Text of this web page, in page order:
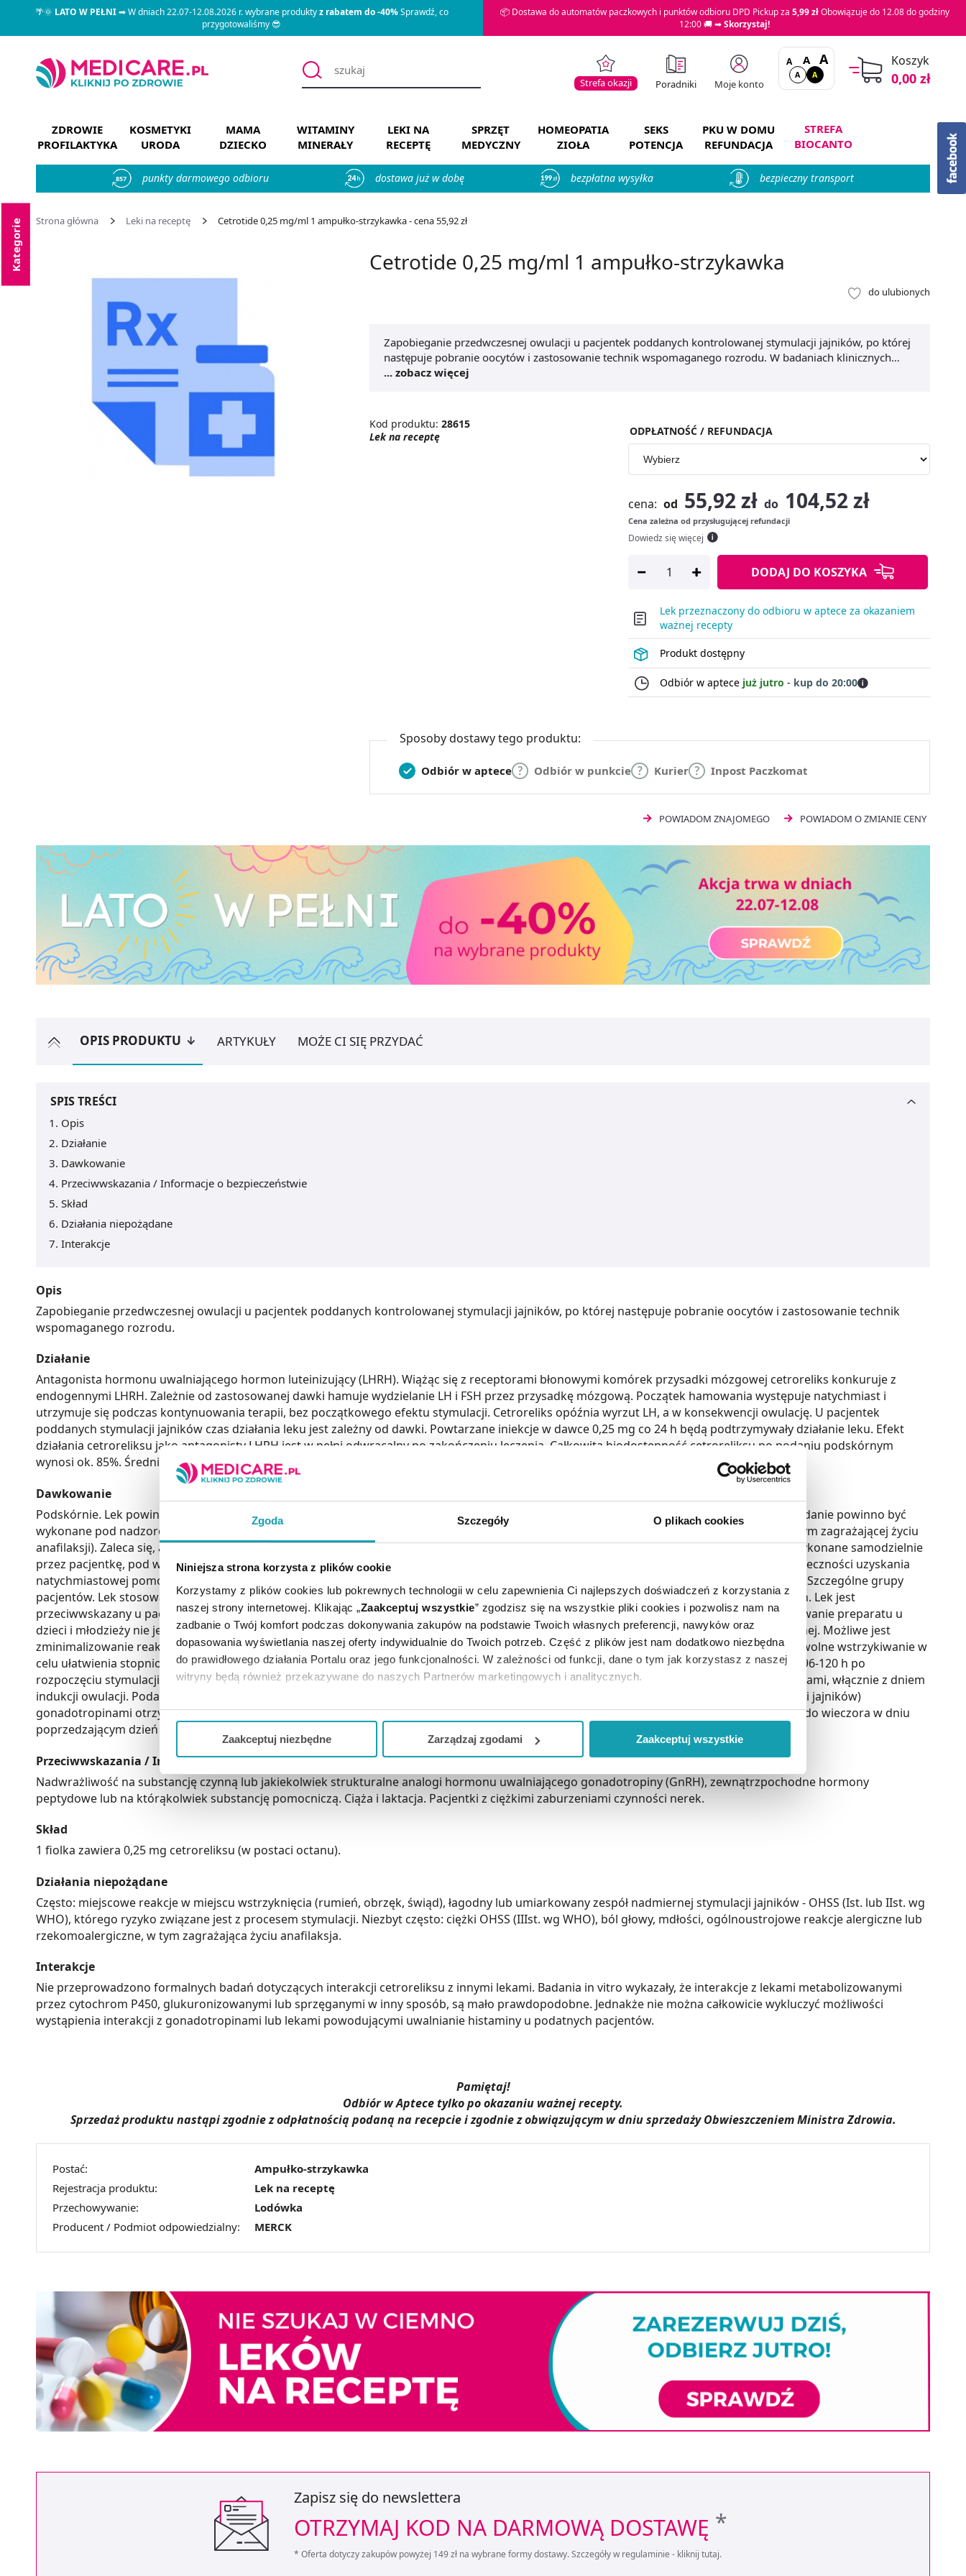
Zgoda Szczegóły O plikach cookies
Niniejsza strona korzysta z plików cookie
Korzystamy z plików cookies lub pokrewnych technologii w celu zapewnienia Ci najlepszych doświadczeń z korzystania z
naszej strony internetowej. Klikając „Zaakceptuj wszystkie” zgodzisz się na wszystkie pliki cookies i pozwolisz nam na
zadbanie o Twój komfort podczas dokonywania zakupów na podstawie Twoich własnych preferencji, nawyków oraz
dopasowania wyświetlania naszej oferty indywidualnie do Twoich potrzeb. Część z plików jest nam dodatkowo niezbędna
do prawidłowego działania Portalu oraz jego funkcjonalności. W zależności od funkcji, dane o tym jak korzystasz z naszej
witryny będą również przekazywane do naszych Partnerów marketingowych i analitycznych.
Jeżeli chcesz dostosować swoją zgodę i wybrać tylko niektóre dodatkowe funkcje, z którymi wiąże się zbieranie danych o
Ciebie danych, które nie są niezbędne dla funkcjonowania Strony. Będzie się to jednak wiązało z brakiem dostępu do
wszystkich funkcjonalności Strony.
Zaakceptuj niezbędne Zarządzaj zgodami Zaakceptuj wszystkie
🌴🌞LATO W PEŁNI➡ W dniach 22.07-12.08.2026 r. wybrane produktyz rabatem do -40%Sprawdź, co
przygotowaliśmy 😎
📦 Dostawa do automatów paczkowych i punktów odbioru DPD Pickup za 5,99 złObowiązuje do 12.08 do godziny
12:00 🚚 ➡Skorzystaj!
Strefa okazji Poradniki Moje konto
A A A
A A
Koszyk
0,00 zł
ZDROWIE
PROFILAKTYKA
KOSMETYKI
URODA
MAMA
DZIECKO
WITAMINY
MINERAŁY
LEKI NA
RECEPTĘ
SPRZĘT
MEDYCZNY
HOMEOPATIA
ZIOŁA
SEKS
POTENCJA
PKU W DOMU
REFUNDACJA
STREFA
BIOCANTO
857 punkty darmowego odbioru dostawa już w dobę bezpłatna wysyłka bezpieczny transport
Strona główna Leki na receptę Cetrotide 0,25 mg/ml 1 ampułko-strzykawka - cena 55,92 zł
Kategorie Cetrotide 0,25 mg/ml 1 ampułko-strzykawka
do ulubionych
Zapobieganie przedwczesnej owulacji u pacjentek poddanych kontrolowanej stymulacji jajników, po której
następuje pobranie oocytów i zastosowanie technik wspomaganego rozrodu. W badaniach klinicznych
preparat był stosowany z ludzką gonadotropiną menopauzalną (HMG), jednak doświadczenie z
... zobacz więcej
Kod produktu: 28615
Lek na receptę
ODPŁATNOŚĆ / REFUNDACJA
cena: od 55,92 zł do 104,52 zł
Cena zależna od przysługującej refundacji
Dowiedz się więcej
DODAJ DO KOSZYKA
Lek przeznaczony do odbioru w aptece za okazaniem
ważnej recepty
Produkt dostępny
Odbiór w aptece już jutro - kup do 20:00
Sposoby dostawy tego produktu:
Odbiór w aptece Odbiór w punkcie Kurier Inpost Paczkomat
POWIADOM ZNAJOMEGO POWIADOM O ZMIANIE CENY
OPIS PRODUKTU ARTYKUŁY MOŻE CI SIĘ PRZYDAĆ
SPIS TREŚCI
Opis
Działanie
Dawkowanie
Przeciwwskazania / Informacje o bezpieczeństwie
Skład
Działania niepożądane
Interakcje
Opis
Zapobieganie przedwczesnej owulacji u pacjentek poddanych kontrolowanej stymulacji jajników, po której następuje pobranie oocytów i zastosowanie technik
wspomaganego rozrodu.
Działanie
Antagonista hormonu uwalniającego hormon luteinizujący (LHRH). Wiążąc się z receptorami błonowymi komórek przysadki mózgowej cetroreliks konkuruje z
endogennymi LHRH. Zależnie od zastosowanej dawki hamuje wydzielanie LH i FSH przez przysadkę mózgową. Początek hamowania występuje natychmiast i
utrzymuje się podczas kontynuowania terapii, bez początkowego efektu stymulacji. Cetroreliks opóźnia wyrzut LH, a w konsekwencji owulację. U pacjentek
poddanych stymulacji jajników czas działania leku jest zależny od dawki. Powtarzane iniekcje w dawce 0,25 mg co 24 h będą podtrzymywały działanie leku. Efekt
działania cetroreliksu jako antagonisty LHRH jest w pełni odwracalny po zakończeniu leczenia. Całkowita biodostępność cetroreliksu po podaniu podskórnym
wynosi ok. 85%. Średni T0,5 w końcowej fazie eliminacji po podaniu dożylnym i podskórnym wynosi odpowiednio ok. 12 h i 30 h.
Dawkowanie
Podskórnie. Lek powinien być przepisywany wyłącznie przez specjalistę posiadającego doświadczenie w tej dziedzinie medycyny. Pierwsze podanie powinno być
wykonane pod nadzorem lekarza, w warunkach umożliwiających natychmiastowe leczenie reakcji alergicznych lub rzekomoalergicznych (w tym zagrażającej życiu
anafilaksji). Zaleca się, aby po pierwszym podaniu pacjentka przebywała pod opieką lekarską przez 30 min. Kolejne wstrzyknięcie może być wykonane samodzielnie
przez pacjentkę, pod warunkiem, że została pouczona o objawach, które mogą wskazywać na nadwrażliwość, o skutkach tych objawów i konieczności uzyskania
natychmiastowej pomocy medycznej. Zawartość 1 fiolki (0,25 mg cetroreliksu) podaje się raz na dobę, w odstępach 24-h, rano lub wieczorem. Szczególne grupy
pacjentów. Lek stosować ostrożnie u pacjentów z zaburzeniami czynności wątroby i u pacjentów z zaburzeniami czynności nerek - brak badań. Lek jest
przeciwwskazany u pacjentów z ciężkimi zaburzeniami czynności nerek. Stosowanie u pacjentów w podeszłym wieku nie jest właściwe. Stosowanie preparatu u
dzieci i młodzieży nie jest właściwe. Sposób podania. Lek jest przeznaczony do wstrzykiwania podskórnego w dolną część ściany jamy brzusznej. Możliwe jest
zminimalizowanie reakcji w miejscu wstrzyknięcia poprzez zmianę miejsc wstrzyknięcia opóźniającą wstrzyknięcie w tym samym miejscu i powolne wstrzykiwanie w
celu ułatwienia stopniowego wchłaniania leku. Podanie poranne: leczenie preparatem należy rozpocząć 5. lub 6. dnia stymulacji jajników (ok. 96-120 h po
rozpoczęciu stymulacji) gonadotropinami otrzymywanymi z moczu lub rekombinowanymi i kontynuować je przez czas leczenia gonadotropinami, włącznie z dniem
indukcji owulacji. Podanie wieczorne: leczenie preparatem należy rozpocząć 5. dnia stymulacji jajników (ok. 96-108 h po rozpoczęciu stymulacji jajników)
gonadotropinami otrzymywanymi z moczu lub gonadotropinami rekombinowanymi i kontynuować przez czas leczenia gonadotropinami, aż do wieczora w dniu
poprzedzającym dzień indukcji owulacji.
Przeciwwskazania / Informacje o bezpieczeństwie
Nadwrażliwość na substancję czynną lub jakiekolwiek strukturalne analogi hormonu uwalniającego gonadotropiny (GnRH), zewnątrzpochodne hormony
peptydowe lub na którąkolwiek substancję pomocniczą. Ciąża i laktacja. Pacjentki z ciężkimi zaburzeniami czynności nerek.
Skład
1 fiolka zawiera 0,25 mg cetroreliksu (w postaci octanu).
Działania niepożądane
Często: miejscowe reakcje w miejscu wstrzyknięcia (rumień, obrzęk, świąd), łagodny lub umiarkowany zespół nadmiernej stymulacji jajników - OHSS (Ist. lub IIst. wg
WHO), którego ryzyko związane jest z procesem stymulacji. Niezbyt często: ciężki OHSS (IIIst. wg WHO), ból głowy, mdłości, ogólnoustrojowe reakcje alergiczne lub
rzekomoalergiczne, w tym zagrażająca życiu anafilaksja.
Interakcje
Nie przeprowadzono formalnych badań dotyczących interakcji cetroreliksu z innymi lekami. Badania in vitro wykazały, że interakcje z lekami metabolizowanymi
przez cytochrom P450, glukuronizowanymi lub sprzęganymi w inny sposób, są mało prawdopodobne. Jednakże nie można całkowicie wykluczyć możliwości
wystąpienia interakcji z gonadotropinami lub lekami powodującymi uwalnianie histaminy u podatnych pacjentów.
Pamiętaj!
Odbiór w Aptece tylko po okazaniu ważnej recepty.
Sprzedaż produktu nastąpi zgodnie z odpłatnością podaną na recepcie i zgodnie z obwiązującym w dniu sprzedaży Obwieszczeniem Ministra Zdrowia.
Postać:
Ampułko-strzykawka
Rejestracja produktu:
Lek na receptę
Przechowywanie:
Lodówka
Producent / Podmiot odpowiedzialny:
MERCK
Zapisz się do newslettera
OTRZYMAJ KOD NA DARMOWĄ DOSTAWĘ *
* Oferta dotyczy zakupów powyżej 149 zł na wybrane formy dostawy. Szczegóły w regulaminie - kliknij tutaj.